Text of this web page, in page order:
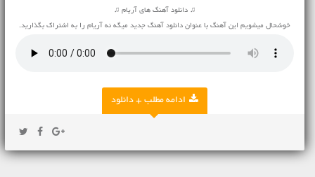
♫ دانلود آهنگ های آریام ♫
خوشحال میشویم این آهنگ با عنوان دانلود آهنگ جدید میگه نه آریام را به اشتراک بگذارید.
ادامه مطلب + دانلود